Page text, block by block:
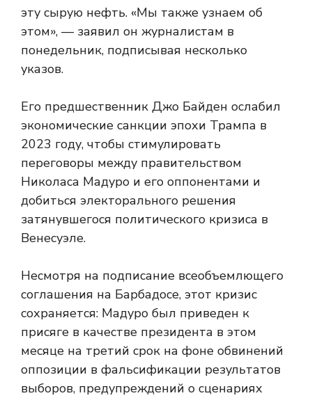
эту сырую нефть. «Мы также узнаем об
этом», — заявил он журналистам в
понедельник, подписывая несколько
указов.
Его предшественник Джо Байден ослабил
экономические санкции эпохи Трампа в
2023 году, чтобы стимулировать
переговоры между правительством
Николаса Мадуро и его оппонентами и
добиться электорального решения
затянувшегося политического кризиса в
Венесуэле.
Несмотря на подписание всеобъемлющего
соглашения на Барбадосе, этот кризис
сохраняется: Мадуро был приведен к
присяге в качестве президента в этом
месяце на третий срок на фоне обвинений
оппозиции в фальсификации результатов
выборов, предупреждений о сценариях